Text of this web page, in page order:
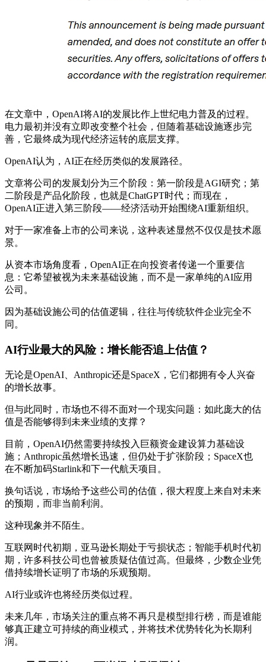
在文章中，OpenAI将AI的发展比作上世纪电力普及的过程。
电力最初并没有立即改变整个社会，但随着基础设施逐步完
善，它最终成为现代经济运转的底层支撑。
OpenAI认为，AI正在经历类似的发展路径。
文章将公司的发展划分为三个阶段：第一阶段是AGI研究；第
二阶段是产品化阶段，也就是ChatGPT时代；而现在，
OpenAI正进入第三阶段——经济活动开始围绕AI重新组织。
对于一家准备上市的公司来说，这种表述显然不仅仅是技术愿
景。
从资本市场角度看，OpenAI正在向投资者传递一个重要信
息：它希望被视为未来基础设施，而不是一家单纯的AI应用
公司。
因为基础设施公司的估值逻辑，往往与传统软件企业完全不
同。
AI行业最大的风险：增长能否追上估值？
无论是OpenAI、Anthropic还是SpaceX，它们都拥有令人兴奋
的增长故事。
但与此同时，市场也不得不面对一个现实问题：如此庞大的估
值是否能够得到未来业绩的支撑？
目前，OpenAI仍然需要持续投入巨额资金建设算力基础设
施；Anthropic虽然增长迅速，但仍处于扩张阶段；SpaceX也
在不断加码Starlink和下一代航天项目。
换句话说，市场给予这些公司的估值，很大程度上来自对未来
的预期，而非当前利润。
这种现象并不陌生。
互联网时代初期，亚马逊长期处于亏损状态；智能手机时代初
期，许多科技公司也曾被质疑估值过高。但最终，少数企业凭
借持续增长证明了市场的乐观预期。
AI行业或许也将经历类似过程。
未来几年，市场关注的重点将不再只是模型排行榜，而是谁能
够真正建立可持续的商业模式，并将技术优势转化为长期利
润。